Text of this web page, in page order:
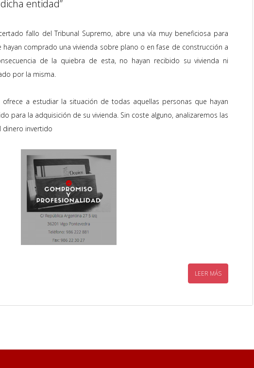
entidad”
fallo del Tribunal Supremo, abre una vía muy beneficiosa para
comprado una vivienda sobre plano o en fase de construcción a
de la quiebra de esta, no hayan recibido su vivienda ni
por la misma.
ofrece a estudiar la situación de todas aquellas personas que hayan
para la adquisición de su vivienda. Sin coste alguno, analizaremos las
dinero invertido
LEER MÁS